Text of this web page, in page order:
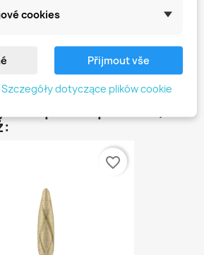
Zestaw Do...
favorite_border
cookies
Přijmout vše
dotyczące plików cookie